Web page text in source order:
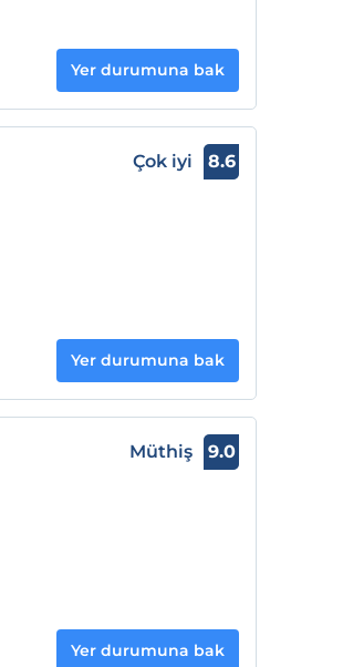
Yer durumuna bak
Çok iyi 8.6
Yer durumuna bak
Müthiş 9.0
Yer durumuna bak